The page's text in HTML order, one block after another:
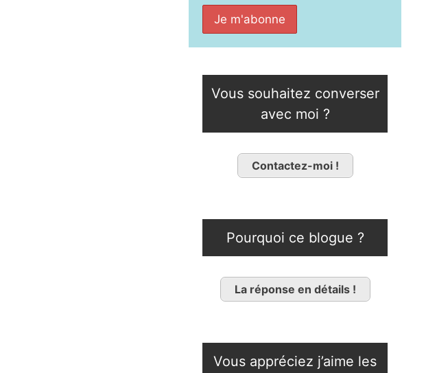
Vous souhaitez converser
avec moi ?
Contactez-moi !
Pourquoi ce blogue ?
La réponse en détails !
Vous appréciez j’aime les